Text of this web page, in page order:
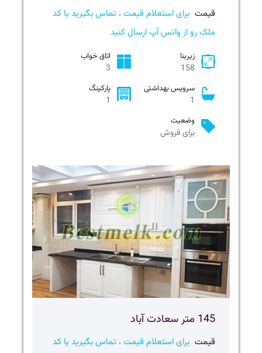
قیمت برای استعلام قیمت ، تماس بگیرید یا کد
ملک رو از واتس آپ ارسال کنید
زیربنا
158
اتاق خواب
3
سرویس بهداشتی
1
پارکینگ
1
وضعیت
برای فروش
145 متر سعادت آباد
قیمت برای استعلام قیمت ، تماس بگیرید یا کد